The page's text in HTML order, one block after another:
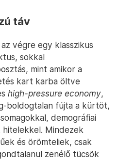
táv
végre egy klasszikus
sokkal
mint amikor a
kart karba öltve
high-pressure economy,
boldogtalan fújta a kürtöt,
demográfiai
Mindezek
és örömteliek, csak
zenélő tücsök